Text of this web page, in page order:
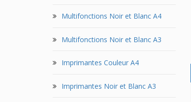
Multifonctions Noir et Blanc A4
Multifonctions Noir et Blanc A3
Imprimantes Couleur A4
Imprimantes Noir et Blanc A3